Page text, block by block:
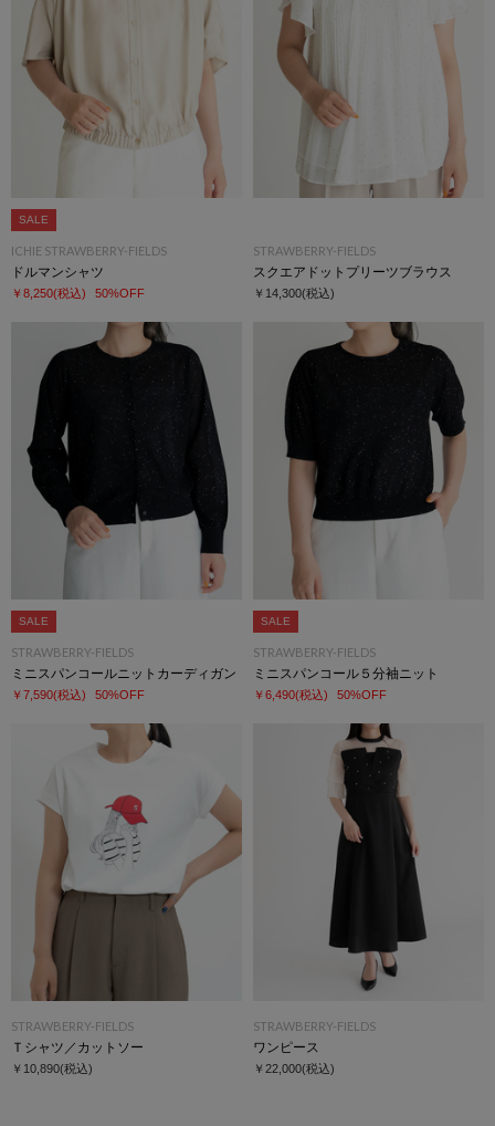
SALE
ICHIE STRAWBERRY-FIELDS
ドルマンシャツ
￥8,250(税込) 50%OFF
STRAWBERRY-FIELDS
スクエアドットプリーツブラウス
￥14,300(税込)
SALE
STRAWBERRY-FIELDS
ミニスパンコールニットカーディガン
￥7,590(税込) 50%OFF
SALE
STRAWBERRY-FIELDS
ミニスパンコール５分袖ニット
￥6,490(税込) 50%OFF
STRAWBERRY-FIELDS
Ｔシャツ／カットソー
￥10,890(税込)
STRAWBERRY-FIELDS
ワンピース
￥22,000(税込)